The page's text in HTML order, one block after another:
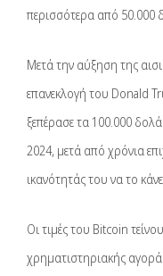
περισσότερα από 50.000
Μετά την αύξηση της
επανεκλογή του Donald
ξεπέρασε τα 100.000
2024, μετά από χρόνια
ικανότητάς του να το
Οι τιμές του Bitcoin
χρηματιστηριακής